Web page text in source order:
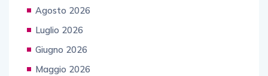
Agosto 2026
Luglio 2026
Giugno 2026
Maggio 2026